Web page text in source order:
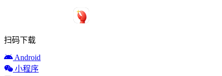
扫码下载
Android
小程序